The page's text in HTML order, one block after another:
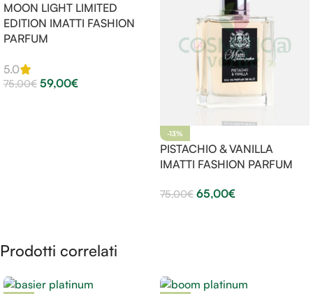
MOON LIGHT LIMITED
EDITION IMATTI FASHION
PARFUM
5.0
75,00€ 59,00€
-13%
PISTACHIO & VANILLA
IMATTI FASHION PARFUM
75,00€ 65,00€
Prodotti correlati